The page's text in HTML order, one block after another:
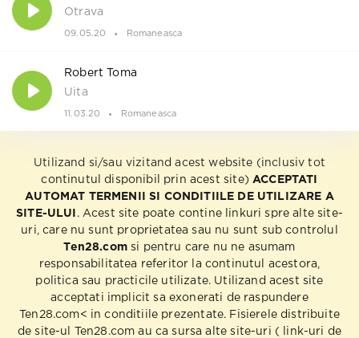
Otrava
09.05.20 Romaneasca
Robert Toma
Uita
11.03.20 Romaneasca
Utilizand si/sau vizitand acest website (inclusiv tot
continutul disponibil prin acest site) ACCEPTATI
AUTOMAT TERMENII SI CONDITIILE DE UTILIZARE A
SITE-ULUI
. Acest site poate contine linkuri spre alte site-
uri, care nu sunt proprietatea sau nu sunt sub controlul
Ten28.comsi pentru care nu ne asumam
responsabilitatea referitor la continutul acestora,
politica sau practicile utilizate. Utilizand acest site
acceptati implicit sa exonerati de raspundere
Ten28.com< in conditiile prezentate. Fisierele distribuite
de site-ul Ten28.com au ca sursa alte site-uri ( link-uri de